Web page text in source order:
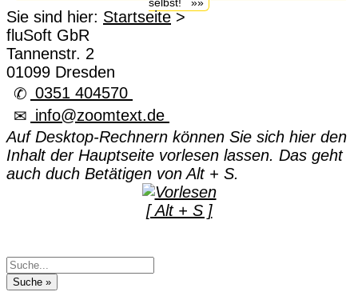
Sie sind hier: Startseite>
fluSoft GbR
Tannenstr. 2
01099 Dresden
✆ 0351 404570
✉ info@zoomtext.de
Auf Desktop-Rechnern können Sie sich hier den
Inhalt der Hauptseite vorlesen lassen. Das geht
auch duch Betätigen von Alt + S.
[ Alt + S ]